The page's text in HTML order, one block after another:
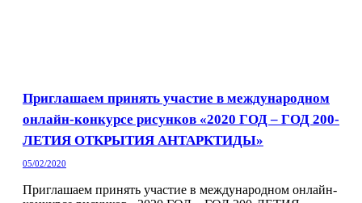
Приглашаем принять участие в международном
онлайн-конкурсе рисунков «2020 ГОД – ГОД 200-
ЛЕТИЯ ОТКРЫТИЯ АНТАРКТИДЫ»
05/02/2020
Приглашаем принять участие в международном онлайн-